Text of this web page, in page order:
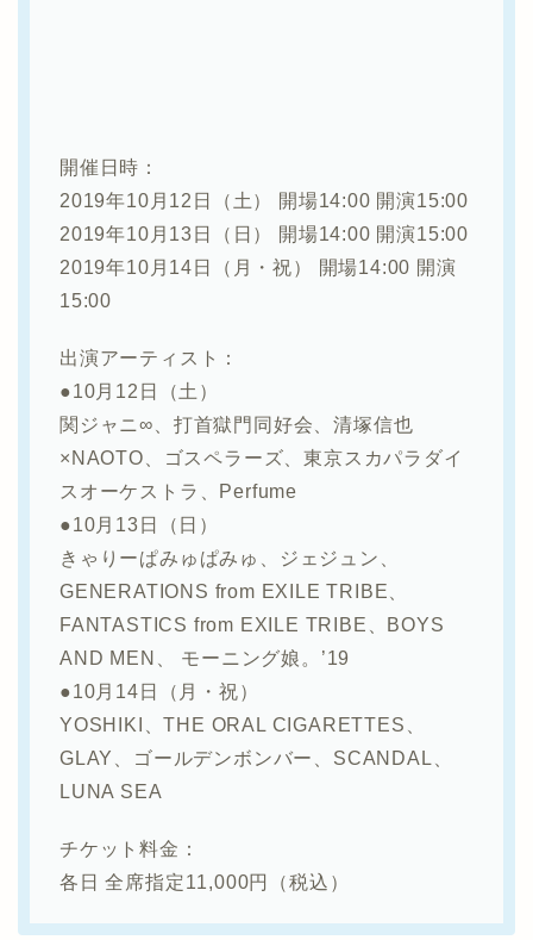
開催日時：
2019年10月12日（土） 開場14:00 開演15:00
2019年10月13日（日） 開場14:00 開演15:00
2019年10月14日（月・祝） 開場14:00 開演
15:00
出演アーティスト：
●10月12日（土）
関ジャニ∞、打首獄門同好会、清塚信也
×NAOTO、ゴスペラーズ、東京スカパラダイ
スオーケストラ、Perfume
●10月13日（日）
きゃりーぱみゅぱみゅ、ジェジュン、
GENERATIONS from EXILE TRIBE、
FANTASTICS from EXILE TRIBE、BOYS
AND MEN、 モーニング娘。’19
●10月14日（月・祝）
YOSHIKI、THE ORAL CIGARETTES、
GLAY、ゴールデンボンバー、SCANDAL、
LUNA SEA
チケット料金：
各日 全席指定11,000円（税込）